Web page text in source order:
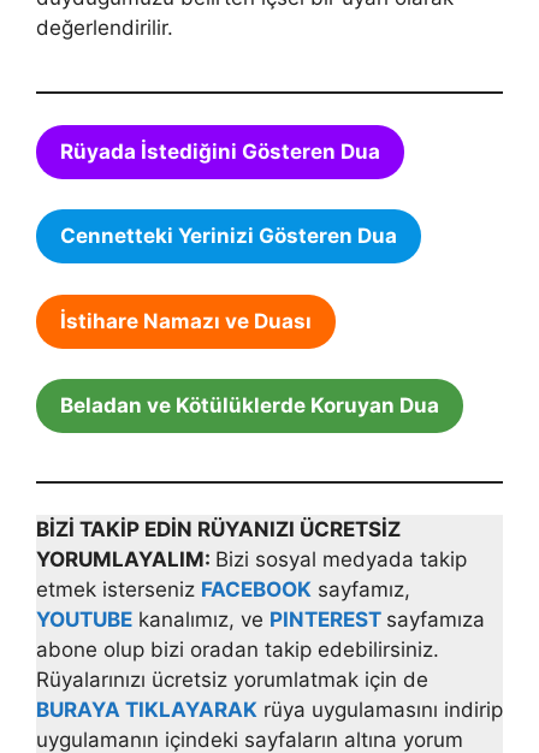
değerlendirilir.
Rüyada İstediğini Gösteren Dua
Cennetteki Yerinizi Gösteren Dua
İstihare Namazı ve Duası
Beladan ve Kötülüklerde Koruyan Dua
BİZİ TAKİP EDİN RÜYANIZI ÜCRETSİZ
YORUMLAYALIM: Bizi sosyal medyada takip
etmek isterseniz FACEBOOK sayfamız,
YOUTUBE kanalımız, ve PINTEREST sayfamıza
abone olup bizi oradan takip edebilirsiniz.
Rüyalarınızı ücretsiz yorumlatmak için de
BURAYA TIKLAYARAK rüya uygulamasını indirip
uygulamanın içindeki sayfaların altına yorum